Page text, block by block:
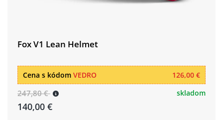
Fox V1 Lean Helmet
126,00 €
Cena s kódom VEDRO
247,80 €
140,00 €
skladom